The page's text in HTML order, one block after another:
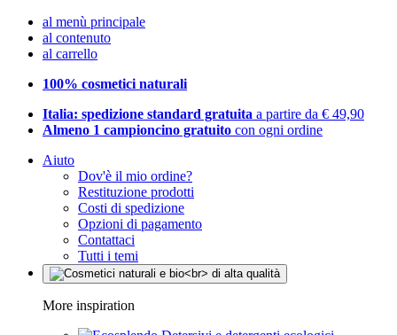
al menù principale
al contenuto
al carrello
100% cosmetici naturali
Italia: spedizione standard gratuita a partire da € 49,90
Almeno 1 campioncino gratuito con ogni ordine
Aiuto
Dov'è il mio ordine?
Restituzione prodotti
Costi di spedizione
Opzioni di pagamento
Contattaci
Tutti i temi
More inspiration